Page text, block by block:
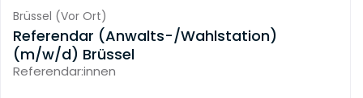
Brüssel (Vor Ort)
Referendar (Anwalts-/Wahlstation)
(m/w/d) Brüssel
Referendar:innen